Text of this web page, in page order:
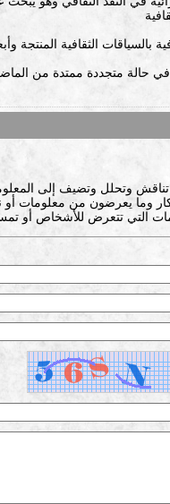
حالة متجددة ممتدة من
تناقش وتحلل وتضيف إلى
وما يعرضون من معلومات أو
التي تتعرض للأشخاص أو تمس